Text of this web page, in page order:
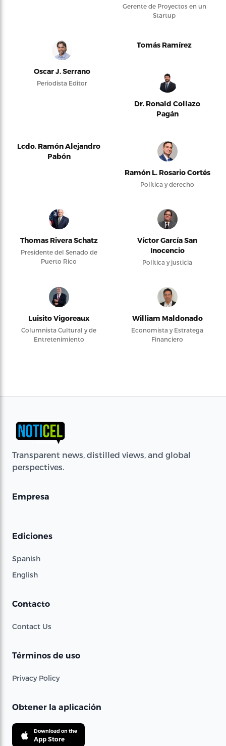
Gerente de Proyectos en un
Startup
Oscar J. Serrano
Periodista Editor
Tomás Ramírez
Dr. Ronald Collazo
Pagán
Lcdo. Ramón Alejandro
Pabón
Ramón L. Rosario Cortés
Política y derecho
Thomas Rivera Schatz
Presidente del Senado de
Puerto Rico
Víctor García San
Inocencio
Política y justicia
Luisito Vigoreaux
Columnista Cultural y de
Entretenimiento
William Maldonado
Economista y Estratega
Financiero
Transparent news, distilled views, and global
perspectives.
Empresa
Ediciones
Spanish
English
Contacto
Contact Us
Términos de uso
Privacy Policy
Obtener la aplicación
Download on the
App Store